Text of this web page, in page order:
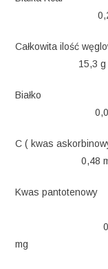
0,2
15,3 g
0,060
C (
0,48
Kwas
mg